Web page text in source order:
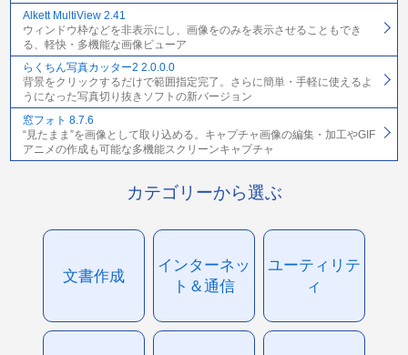
Alkett MultiView 2.41
ウィンドウ枠などを非表示にし、画像をのみを表示させることもでき
る、軽快・多機能な画像ビューア
らくちん写真カッター2 2.0.0.0
背景をクリックするだけで範囲指定完了。さらに簡単・手軽に使えるよ
うになった写真切り抜きソフトの新バージョン
窓フォト 8.7.6
“見たまま”を画像として取り込める。キャプチャ画像の編集・加工やGIF
アニメの作成も可能な多機能スクリーンキャプチャ
カテゴリーから選ぶ
文書作成
インターネッ
ト＆通信
ユーティリテ
ィ